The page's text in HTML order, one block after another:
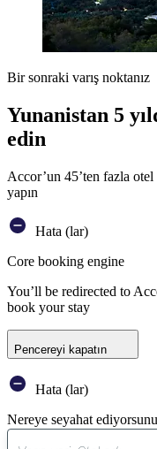
Bir sonraki varış noktanız
Yunanistan 5
edin
Accor’un 45’ten fazla otel
yapın
Hata (lar)
Core booking engine
You’ll be redirected to
book your stay
Pencereyi kapatın
Hata (lar)
Nereye seyahat